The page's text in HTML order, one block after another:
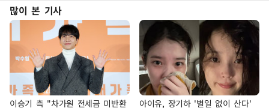
많이 본 기사
이승기 측 "차가원 전세금 미반환 아이유, 장기하 '별일 없이 산다'